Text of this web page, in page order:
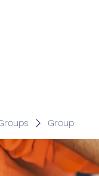
Group